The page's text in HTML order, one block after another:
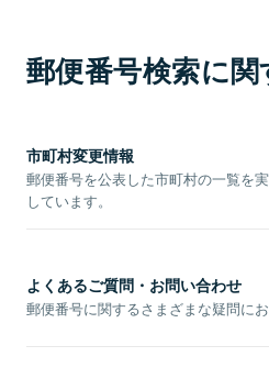
郵便番号検索に
市町村変更情報
郵便番号を公表した市町村の一覧を
しています。
よくあるご質問・お問い合わせ
郵便番号に関するさまざまな疑問にお